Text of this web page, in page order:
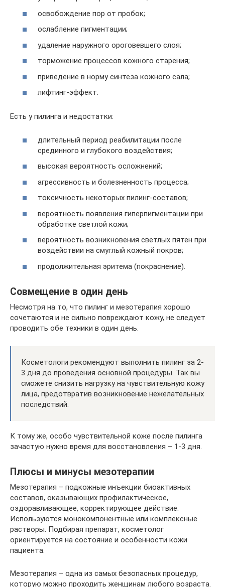
освобождение пор от пробок;
ослабление пигментации;
удаление наружного ороговевшего слоя;
торможение процессов кожного старения;
приведение в норму синтеза кожного сала;
лифтинг-эффект.
Есть у пилинга и недостатки:
длительный период реабилитации после
срединного и глубокого воздействия;
высокая вероятность осложнений;
агрессивность и болезненность процесса;
токсичность некоторых пилинг-составов;
вероятность появления гиперпигментации при
обработке светлой кожи;
вероятность возникновения светлых пятен при
воздействии на смуглый кожный покров;
продолжительная эритема (покраснение).
Совмещение в один день
Несмотря на то, что пилинг и мезотерапия хорошо
сочетаются и не сильно повреждают кожу, не следует
проводить обе техники в один день.
Косметологи рекомендуют выполнить пилинг за 2-
3 дня до проведения основной процедуры. Так вы
сможете снизить нагрузку на чувствительную кожу
лица, предотвратив возникновение нежелательных
последствий.
К тому же, особо чувствительной коже после пилинга
зачастую нужно время для восстановления – 1-3 дня.
Плюсы и минусы мезотерапии
Мезотерапия – подкожные инъекции биоактивных
составов, оказывающих профилактическое,
оздоравливающее, корректирующее действие.
Используются монокомпонентные или комплексные
растворы. Подбирая препарат, косметолог
ориентируется на состояние и особенности кожи
пациента.
Мезотерапия – одна из самых безопасных процедур,
которую можно проходить женщинам любого возраста.